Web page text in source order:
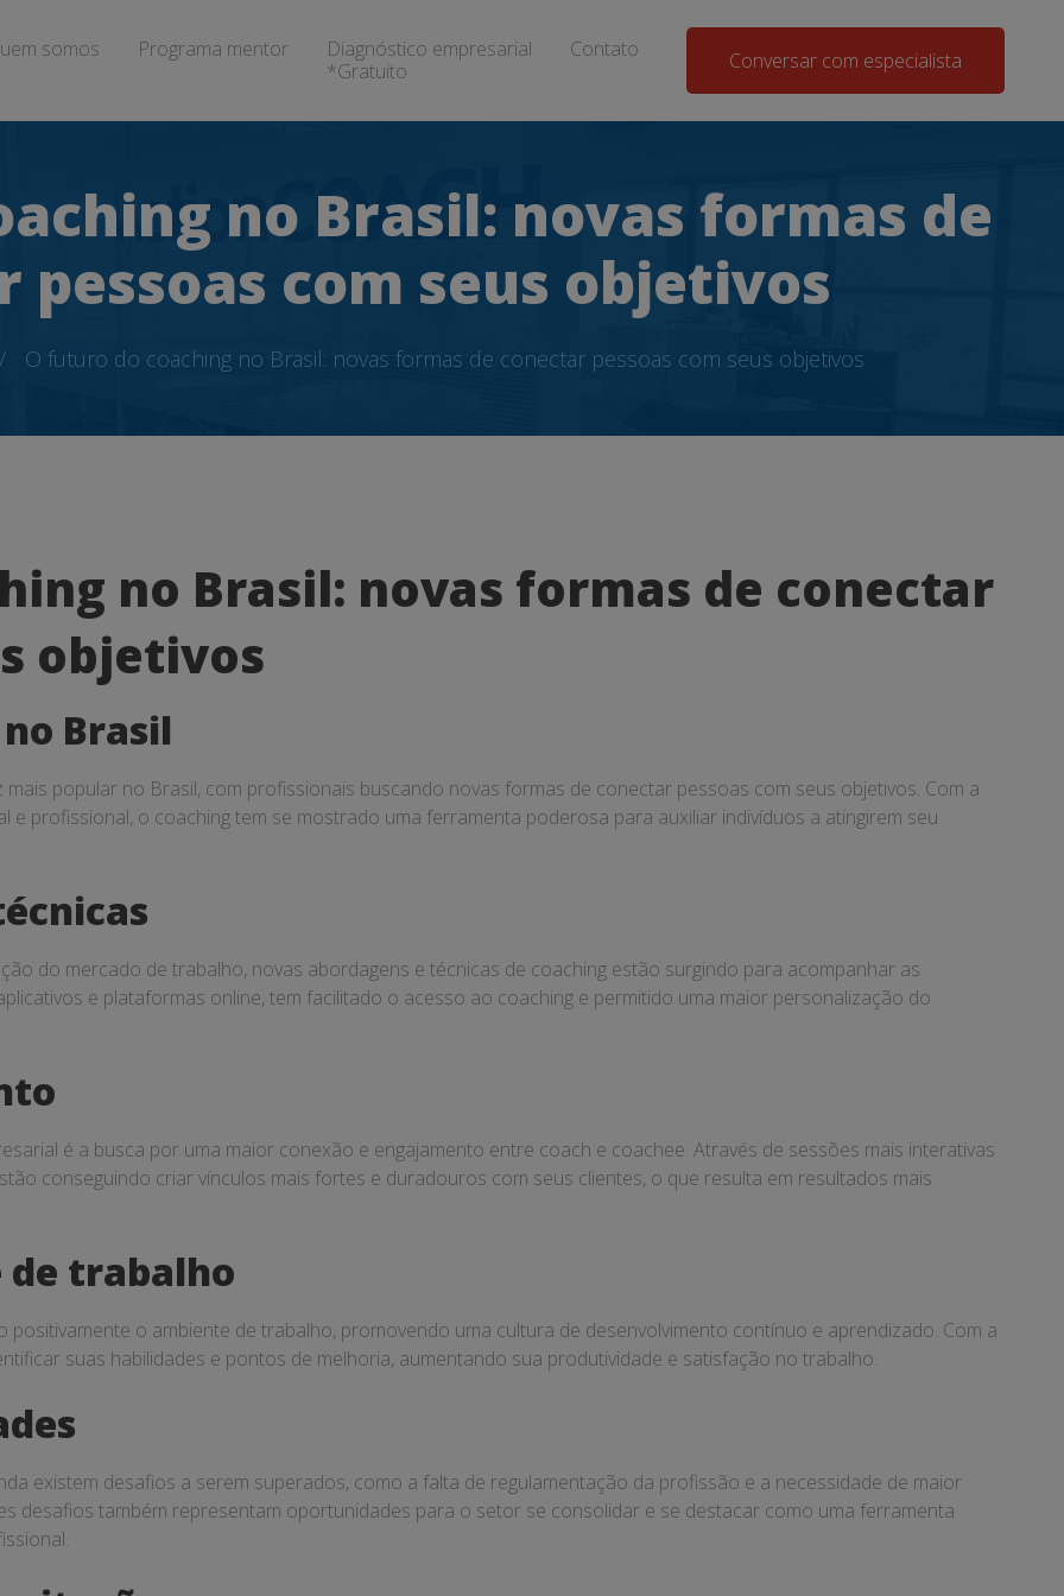
somos Programa mentor
Diagnóstico empresarial
*Gratuito
Contato Conversar com especialista
no Brasil: novas formas de
pessoas com seus objetivos
O futuro do coaching no Brasil: novas formas de conectar pessoas com seus objetivos
no Brasil: novas formas de conectar
objetivos
Brasil
popular no Brasil, com profissionais buscando novas formas de conectar pessoas com seus objetivos. Com a
e profissional, o coaching tem se mostrado uma ferramenta poderosa para auxiliar indivíduos a atingirem seu
do mercado de trabalho, novas abordagens e técnicas de coaching estão surgindo para acompanhar as
e plataformas online, tem facilitado o acesso ao coaching e permitido uma maior personalização do
é a busca por uma maior conexão e engajamento entre coach e coachee. Através de sessões mais interativas
conseguindo criar vínculos mais fortes e duradouros com seus clientes, o que resulta em resultados mais
trabalho
positivamente o ambiente de trabalho, promovendo uma cultura de desenvolvimento contínuo e aprendizado. Com a
suas habilidades e pontos de melhoria, aumentando sua produtividade e satisfação no trabalho.
existem desafios a serem superados, como a falta de regulamentação da profissão e a necessidade de maior
desafios também representam oportunidades para o setor se consolidar e se destacar como uma ferramenta